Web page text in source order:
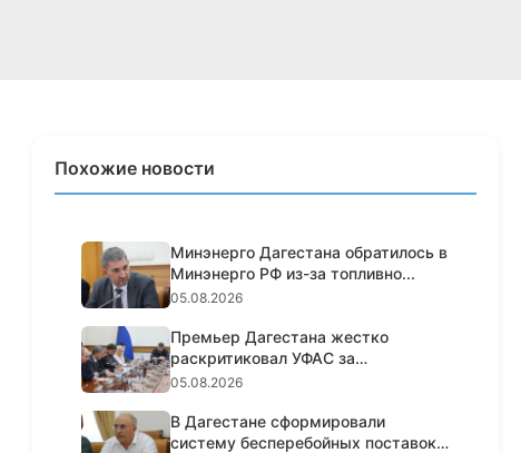
Похожие новости
Минэнерго Дагестана обратилось в
Минэнерго РФ из-за топливно...
05.08.2026
Премьер Дагестана жестко
раскритиковал УФАС за
пассивность н...
05.08.2026
В Дагестане сформировали
систему бесперебойных поставок